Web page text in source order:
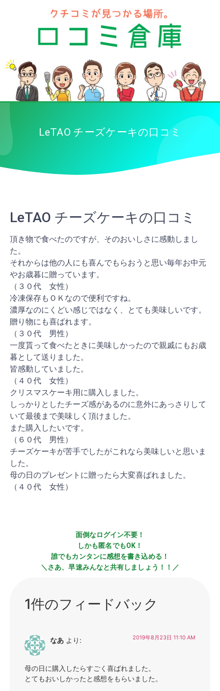
LeTAO チーズケーキの口コミ
LeTAO チーズケーキの口コミ
頂き物で食べたのですが、そのおいしさに感動しまし
た。
それからは他の人にも喜んでもらおうと思い毎年お中元
やお歳暮に贈っています。
（３０代 女性）
冷凍保存もＯＫなので便利ですね。
濃厚なのにくどい感じではなく、とても美味しいです。
贈り物にも喜ばれます。
（３０代 男性）
一度貰って食べたときに美味しかったので親戚にもお歳
暮として送りました。
皆感動していました。
（４０代 女性）
クリスマスケーキ用に購入しました。
しっかりとしたチーズ感があるのに意外にあっさりして
いて最後まで美味しく頂けました。
また購入したいです。
（６０代 男性）
チーズケーキが苦手でしたがこれなら美味しいと思いま
した。
母の日のプレゼントに贈ったら大変喜ばれました。
（４０代 女性）
面倒なログイン不要！
しかも匿名でもOK！
誰でもカンタンに感想を書き込める！
＼さあ、早速みんなと共有しましょう！！／
1件のフィードバック
なあ より: 2019年8月23日 11:10 AM
母の日に購入したらすごく喜ばれました。
とてもおいしかったと感想をもらいました。